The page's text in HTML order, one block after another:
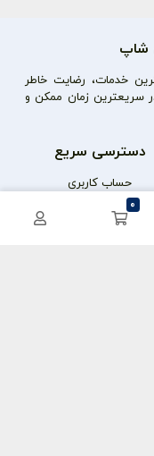
شاپ
خدمات، رضایت خاطر
سریعترین زمان ممکن و
دسترسی سریع
حساب کاربری
سفارشات
0